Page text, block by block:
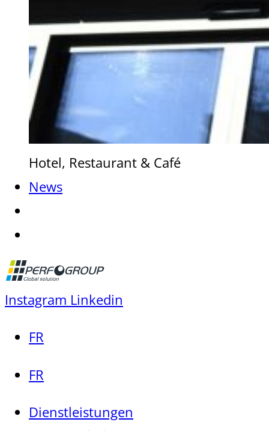
Hotel, Restaurant & Café
News
Instagram Linkedin
FR
FR
Dienstleistungen